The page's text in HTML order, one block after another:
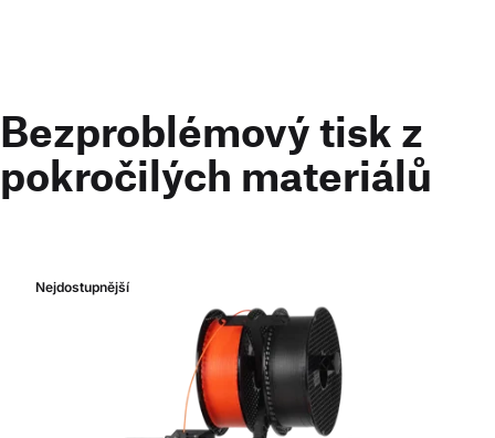
Bezproblémový tisk z
pokročilých materiálů
Nejdostupnější